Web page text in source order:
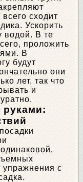
сходит
Ускорить
водой. В те
проложить
В
будут
они
лет, так что
и
руками:
упражнения с